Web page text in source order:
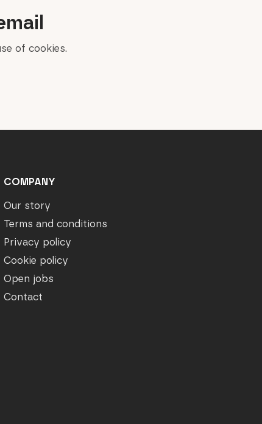
of cookies.
COMPANY
Our story
Terms and conditions
Privacy policy
Cookie policy
Open jobs
Contact